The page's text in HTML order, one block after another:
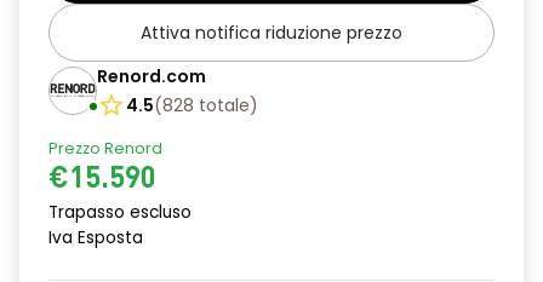
Attiva notifica riduzione prezzo
Renord.com
4.5(828 totale)
Prezzo Renord
€15.590
Trapasso escluso
Iva Esposta